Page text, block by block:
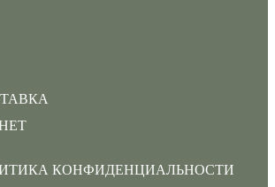
КОНФИДЕНЦИАЛЬНОСТИ